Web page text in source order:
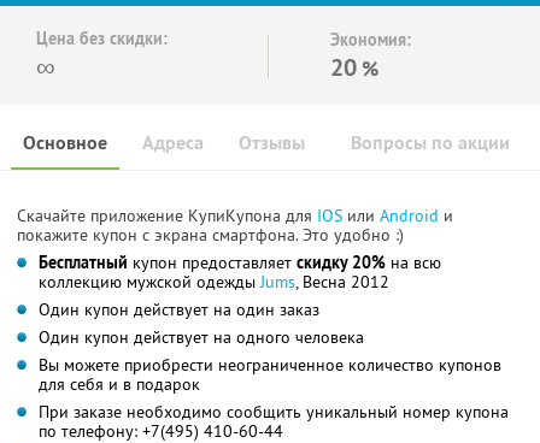
Цена без скидки:
∞
Экономия:
20 %
Основное Отзывы Вопросы по акции
Адреса
Скачайте приложение КупиКупона для IOS или Android и
покажите купон с экрана смартфона. Это удобно :)
Бесплатный купон предоставляет скидку 20% на всю
коллекцию мужской одеждыJums, Весна 2012
Один купон действует на один заказ
Один купон действует на одного человека
Вы можете приобрести неограниченное количество купонов
для себя и в подарок
При заказе необходимо сообщить уникальный номер купона
по телефону: +7(495) 410-60-44